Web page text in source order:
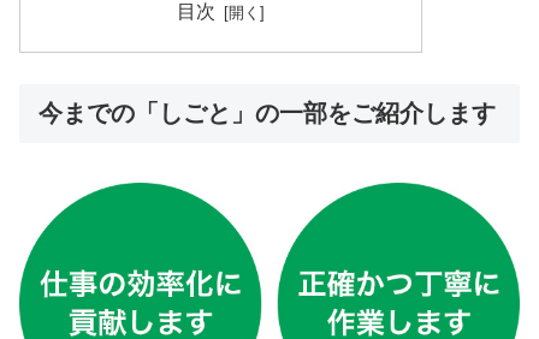
目次
今までの「しごと」の一部をご紹介します